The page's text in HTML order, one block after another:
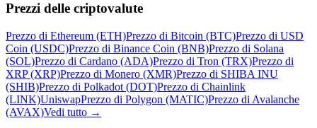
Prezzi delle criptovalute
Prezzo di Ethereum (ETH)Prezzo di Bitcoin (BTC)Prezzo di USD
Coin (USDC)Prezzo di Binance Coin (BNB)Prezzo di Solana
(SOL)Prezzo di Cardano (ADA)Prezzo di Tron (TRX)Prezzo di
XRP (XRP)Prezzo di Monero (XMR)Prezzo di SHIBA INU
(SHIB)Prezzo di Polkadot (DOT)Prezzo di Chainlink
(LINK)UniswapPrezzo di Polygon (MATIC)Prezzo di Avalanche
(AVAX)Vedi tutto →